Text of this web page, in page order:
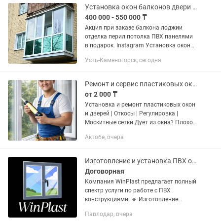
Работаем с...
Установка окон балконов двери ремонт окон
400 000 - 550 000 ₸
Акция при заказе балкона лоджии
отделка перил потолка ПВХ панелями
в подарок. Instagram Установка окон
шумоизоляция Город Усть-
Усть-Каменогорск, сегодня
Ремонт и сервис пластиковых окон и дверей! Услуги мастера!
от 2 000 ₸
Установка и ремонт пластиковых окон
и дверей | Откосы | Регулировка |
Москитные сетки Дует из окна? Плохо
Установим и быстро устраним
Актобе, вчера
Изготовление и установка ПВХ окон и дверей WinPlast
Договорная
Компания WinPlast предлагает полный
спектр услуги по работе с ПВХ
конструкциями: 🔹 Изготовление
балконных групп 🔹 Установка
Павлодар, вчера